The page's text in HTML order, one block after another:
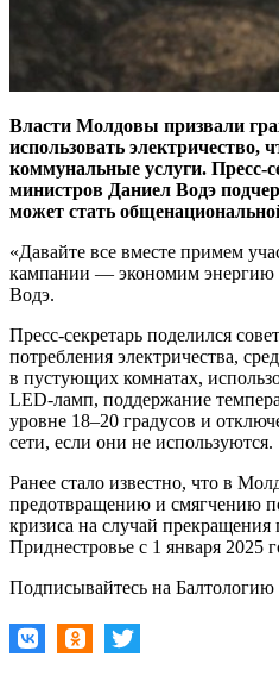
Власти Молдовы призвали
использовать электричество,
коммунальные услуги. Пресс-
министров Даниел Водэ
может стать
«Давайте все вместе примем
кампании — экономим
Водэ.
Пресс-секретарь поделился
потребления электричества,
в пустующих комнатах,
LED-ламп, поддержание
уровне 18–20 градусов и
сети, если они не используются.
Ранее стало известно, что в
предотвращению и смягчению
кризиса на случай прекращения
Приднестровье с 1 января 2025
Подписывайтесь на Балтологию